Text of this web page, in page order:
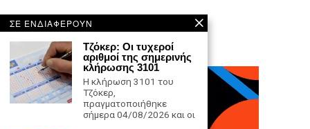
ΣΕ ΕΝΔΙΑΦΕΡΟΥΝ
Τζόκερ: Οι τυχεροί
αριθμοί της σημερινής
κλήρωσης 3101
Η κλήρωση 3101 του
Τζόκερ,
πραγματοποιήθηκε
σήμερα 04/08/2026 και οι